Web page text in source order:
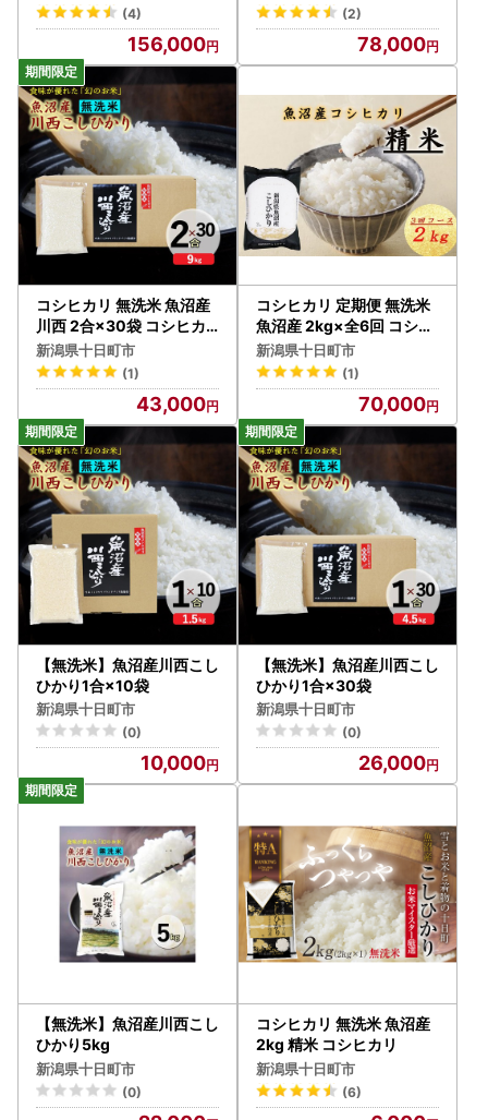
(4)
156,000
(2)
78,000
コシヒカリ 無洗米 魚沼産
川西 2合×30袋 コシヒカ
リ
新潟県十日町市
(1)
43,000
コシヒカリ 定期便 無洗米
魚沼産 2kg×全6回 コシヒ
カリ
新潟県十日町市
(1)
70,000
【無洗米】魚沼産川西こし
ひかり1合×10袋
新潟県十日町市
(0)
10,000
【無洗米】魚沼産川西こし
ひかり1合×30袋
新潟県十日町市
(0)
26,000
【無洗米】魚沼産川西こし
ひかり5kg
新潟県十日町市
(0)
コシヒカリ 無洗米 魚沼産
2kg 精米 コシヒカリ
新潟県十日町市
(6)